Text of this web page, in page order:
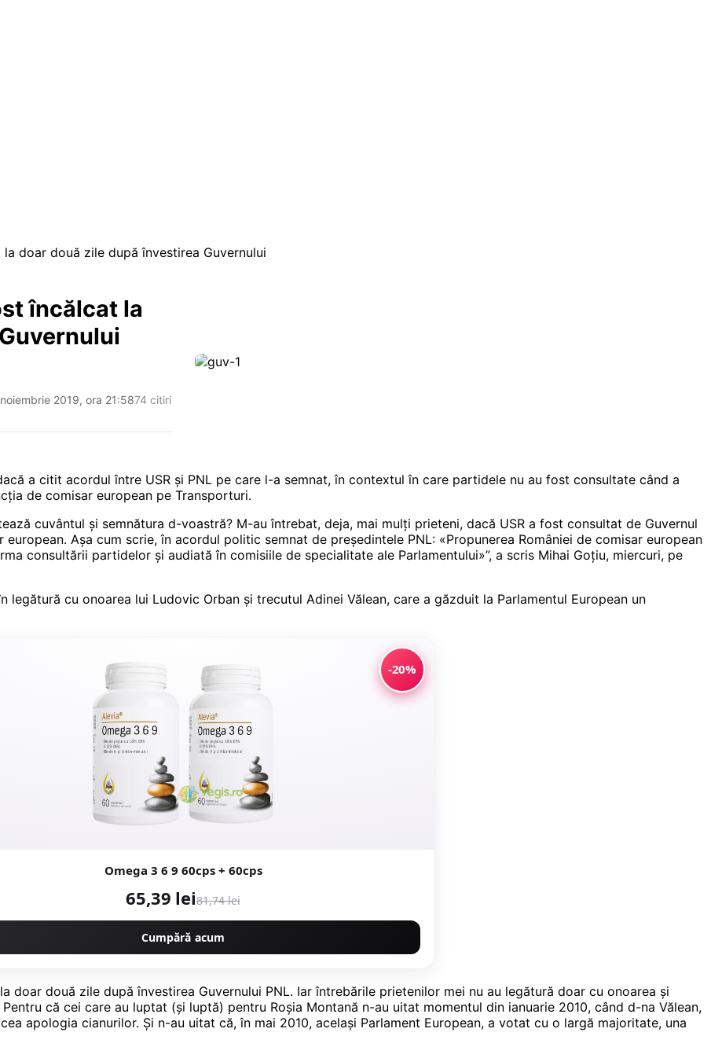
doar două zile după învestirea Guvernului
încălcat la
2019, ora 21:5874 citiri
a citit acordul între USR și PNL pe care l-a semnat, în contextul în care partidele nu au fost consultate când a
de comisar european pe Transporturi.
cuvântul și semnătura d-voastră? M-au întrebat, deja, mai mulți prieteni, dacă USR a fost consultat de Guvernul
Așa cum scrie, în acordul politic semnat de președintele PNL: «Propunerea României de comisar european
consultării partidelor și audiată în comisiile de specialitate ale Parlamentului»”, a scris Mihai Goțiu, miercuri, pe
legătură cu onoarea lui Ludovic Orban și trecutul Adinei Vălean, care a găzduit la Parlamentul European un
-20%
Omega 3 6 9 60cps + 60cps
65,39 lei81,74 lei
Cumpără acum
doar două zile după învestirea Guvernului PNL. Iar întrebările prietenilor mei nu au legătură doar cu onoarea și
că cei care au luptat (și luptă) pentru Roșia Montană n-au uitat momentul din ianuarie 2010, când d-na Vălean,
apologia cianurilor. Și n-au uitat că, în mai 2010, același Parlament European, a votat cu o largă majoritate, una